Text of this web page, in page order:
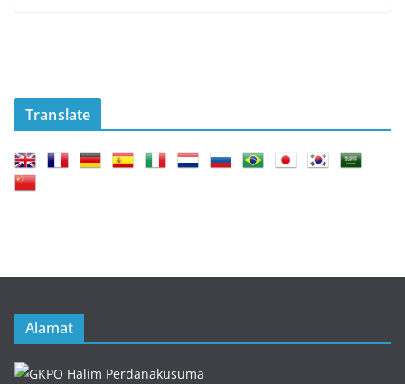
Translate
Alamat